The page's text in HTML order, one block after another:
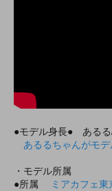
●モデル身長● あるる
あるるちゃんがモ
・モデル所属
●所属
ミアカフェ東